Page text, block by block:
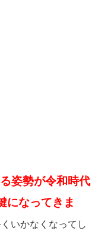
姿勢が令和時代
になってきま
いかなくなってし